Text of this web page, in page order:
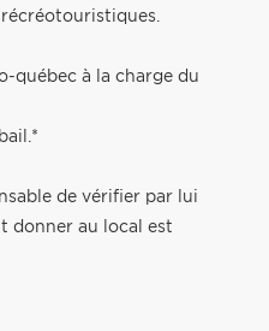
québec à la charge du
de vérifier par lui
donner au local est